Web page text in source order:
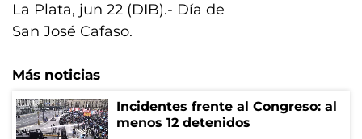
La Plata, jun 22 (DIB).- Día de
San José Cafaso.
Más noticias
Incidentes frente al Congreso: al
menos 12 detenidos